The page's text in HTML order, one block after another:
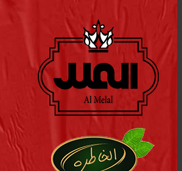
آدرس کارخانه : شهرک صنعتی بزرگ شرق
غربی- پلاک 34
03146412833
03146412834
03146412835
03146412836